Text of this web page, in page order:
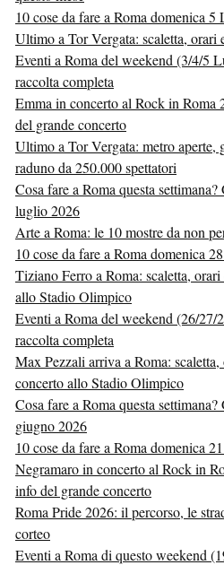
10 cose da fare a Roma domenica
Ultimo a Tor Vergata: scaletta, orari
Eventi a Roma del weekend (3/4/5
raccolta completa
Emma in concerto al Rock in Roma
del grande concerto
Ultimo a Tor Vergata: metro aperte,
raduno da 250.000 spettatori
Cosa fare a Roma questa
luglio 2026
Arte a Roma: le 10 mostre da non
10 cose da fare a Roma domenica
Tiziano Ferro a Roma: scaletta,
allo Stadio Olimpico
Eventi a Roma del weekend (26/27/
raccolta completa
Max Pezzali arriva a Roma:
concerto allo Stadio Olimpico
Cosa fare a Roma questa
giugno 2026
10 cose da fare a Roma domenica
Negramaro in concerto al Rock in
info del grande concerto
Roma Pride 2026: il percorso, le
corteo
Eventi a Roma di questo weekend